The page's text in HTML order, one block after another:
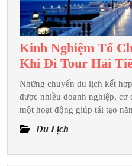
Kinh Nghiệm Tổ
Khi Đi Tour Hải
Những chuyến du lịch kết
được nhiều doanh nghiệp, cơ
một hoạt động giúp tái tạo
Du Lịch